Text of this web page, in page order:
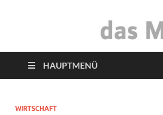
das
HAUPTMENÜ
WIRTSCHAFT